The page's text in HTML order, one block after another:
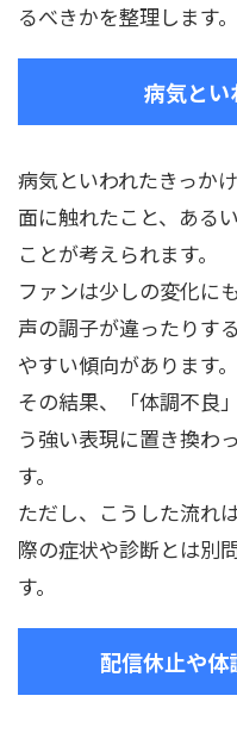
るべきかを整理します。
病気とい
病気といわれたきっか
面に触れたこと、ある
ことが考えられます。
ファンは少しの変化に
声の調子が違ったりす
やすい傾向があります。
その結果、「体調不良
う強い表現に置き換わ
す。
ただし、こうした流れ
際の症状や診断とは別
す。
配信休止や体